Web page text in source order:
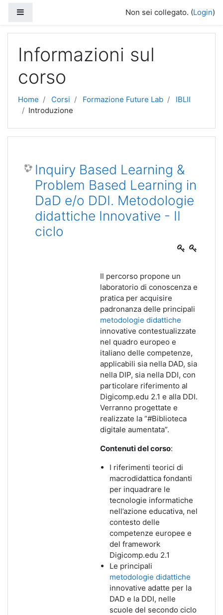
Non sei collegato. (Login)
Informazioni sul
corso
Home Corsi Formazione Future Lab
IBLII
Introduzione
Inquiry Based Learning &
Problem Based Learning in
DaD e/o DDI. Metodologie
didattiche Innovative - II
ciclo
Il percorso propone un
laboratorio di conoscenza e
pratica per acquisire
padronanza delle principali
metodologie didattiche
innovative contestualizzate
nel quadro europeo e
italiano delle competenze,
applicabili sia nella DAD, sia
nella DIP, sia nella DDI, con
particolare riferimento al
Digicomp.edu 2.1 e alla DDI.
Verranno progettate e
realizzate la “#Biblioteca
digitale aumentata”.
Contenuti del corso:
I riferimenti teorici di
macrodidattica fondanti
per inquadrare le
tecnologie informatiche
nell’azione educativa, nel
contesto delle
competenze europee e
del framework
Digicomp.edu 2.1
Le principali
metodologie didattiche
innovative adatte per la
DAD e la DDI, nelle
scuole del secondo ciclo